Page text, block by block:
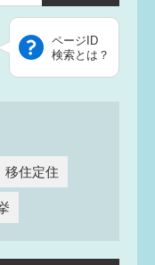
ページID
検索とは？
移住定住